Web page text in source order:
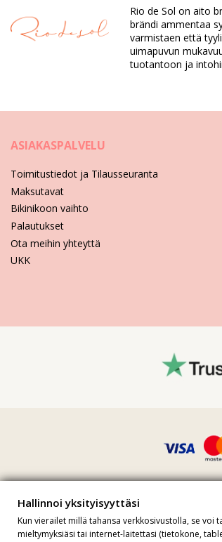
Osasto: Naiset, Minimekot
Paketti sisältää: 1 x Minimekot (Muut
HS CODE: 611430
EAN: S (7899810298348), M
Hoito-ohjeet: Rio de Sol Oasis Mini
Rio de Sol on aito
brändi ammentaa
varmistaen että
uimapuvun
tuotantoon ja
ASIAKASPALVELU
Toimitustiedot ja Tilausseuranta
Maksutavat
Bikinikoon vaihto
Palautukset
Ota meihin yhteyttä
UKK
Kaikki hinnat
Hallinnoi yksityisyyttäsi
Kun vierailet millä tahansa verkkosivustolla, se
mieltymyksiäsi tai internet-laitettasi (tietokone,